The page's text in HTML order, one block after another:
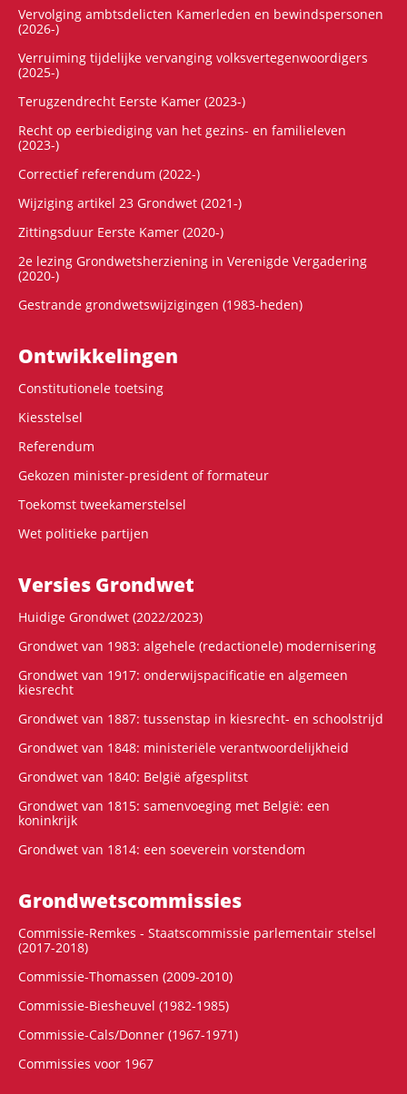
Vervolging ambtsdelicten Kamerleden en bewindspersonen
(2026-)
Verruiming tijdelijke vervanging volksvertegenwoordigers
(2025-)
Terugzendrecht Eerste Kamer (2023-)
Recht op eerbiediging van het gezins- en familieleven
(2023-)
Correctief referendum (2022-)
Wijziging artikel 23 Grondwet (2021-)
Zittingsduur Eerste Kamer (2020-)
2e lezing Grondwetsherziening in Verenigde Vergadering
(2020-)
Gestrande grondwetswijzigingen (1983-heden)
Ontwikke­lingen
Constitutionele toetsing
Kiesstelsel
Referendum
Gekozen minister-president of formateur
Toekomst tweekamerstelsel
Wet politieke partijen
Versies Grondwet
Huidige Grondwet (2022/2023)
Grondwet van 1983: algehele (redactionele) modernisering
Grondwet van 1917: onderwijspacificatie en algemeen
kiesrecht
Grondwet van 1887: tussenstap in kiesrecht- en schoolstrijd
Grondwet van 1848: ministeriële verantwoordelijkheid
Grondwet van 1840: België afgesplitst
Grondwet van 1815: samenvoeging met België: een
koninkrijk
Grondwet van 1814: een soeverein vorstendom
Grondwets­commissies
Commissie-Remkes - Staatscommissie parlementair stelsel
(2017-2018)
Commissie-Thomassen (2009-2010)
Commissie-Biesheuvel (1982-1985)
Commissie-Cals/Donner (1967-1971)
Commissies voor 1967